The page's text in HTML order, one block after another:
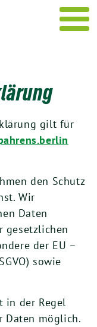
gilt für
den Schutz
Wir
Daten
gesetzlichen
der EU –
sowie
in der Regel
Daten möglich.